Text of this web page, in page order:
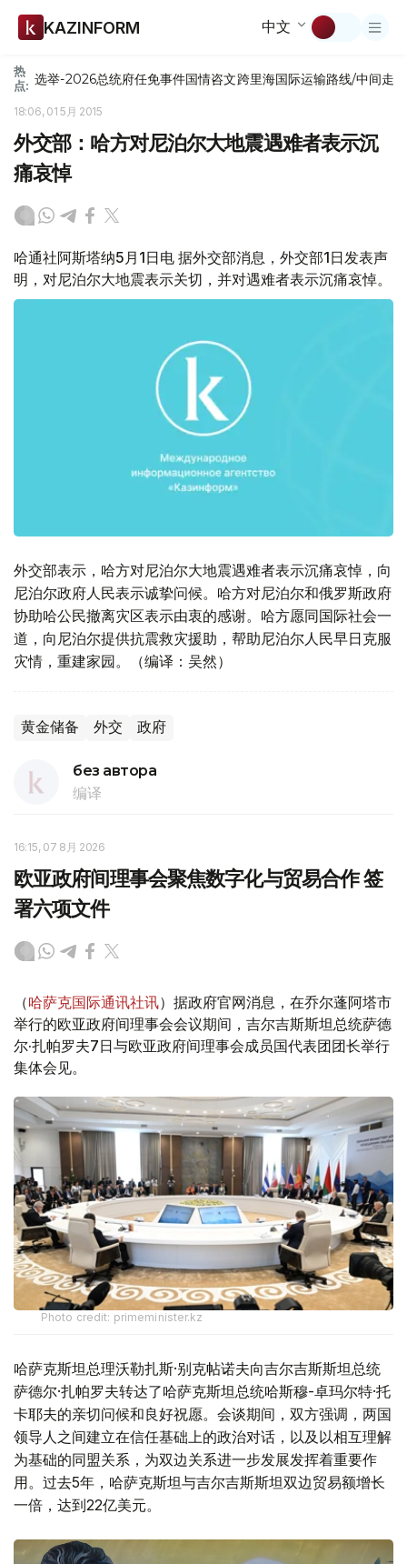
KAZINFORM 中文
热
点: 选举-2026总统府任免事件国情咨文跨里海国际运输路线/中间走廊
18:06, 01 5月 2015
外交部：哈方对尼泊尔大地震遇难者表示沉
痛哀悼
哈通社阿斯塔纳5月1日电 据外交部消息，外交部1日发表声
明，对尼泊尔大地震表示关切，并对遇难者表示沉痛哀悼。
外交部表示，哈方对尼泊尔大地震遇难者表示沉痛哀悼，向
尼泊尔政府人民表示诚挚问候。哈方对尼泊尔和俄罗斯政府
协助哈公民撤离灾区表示由衷的感谢。哈方愿同国际社会一
道，向尼泊尔提供抗震救灾援助，帮助尼泊尔人民早日克服
灾情，重建家园。（编译：吴然）
黄金储备 外交 政府
без автора
编译
16:15, 07 8月 2026
欧亚政府间理事会聚焦数字化与贸易合作 签
署六项文件
（哈萨克国际通讯社讯）据政府官网消息，在乔尔蓬阿塔市
举行的欧亚政府间理事会会议期间，吉尔吉斯斯坦总统萨德
尔·扎帕罗夫7日与欧亚政府间理事会成员国代表团团长举行
集体会见。
Photo credit: primeminister.kz
哈萨克斯坦总理沃勒扎斯·别克帖诺夫向吉尔吉斯斯坦总统
萨德尔·扎帕罗夫转达了哈萨克斯坦总统哈斯穆-卓玛尔特·托
卡耶夫的亲切问候和良好祝愿。会谈期间，双方强调，两国
领导人之间建立在信任基础上的政治对话，以及以相互理解
为基础的同盟关系，为双边关系进一步发展发挥着重要作
用。过去5年，哈萨克斯坦与吉尔吉斯斯坦双边贸易额增长
一倍，达到22亿美元。